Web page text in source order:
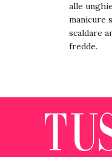
alle
manicure
scaldare
fredde.